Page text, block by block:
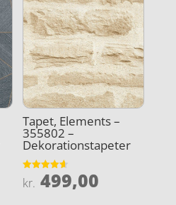
Tapet, Elements –
355802 –
Dekorationstapeter
Vurderet
4.6
kr. 499,00